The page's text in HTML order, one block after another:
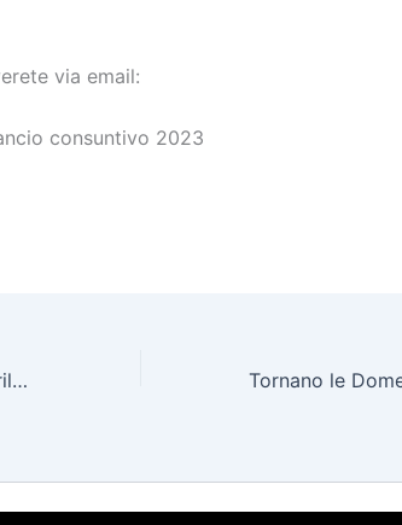
via email:
consuntivo 2023
Bando per la stagione primaverile: mandaci la tua proposta!